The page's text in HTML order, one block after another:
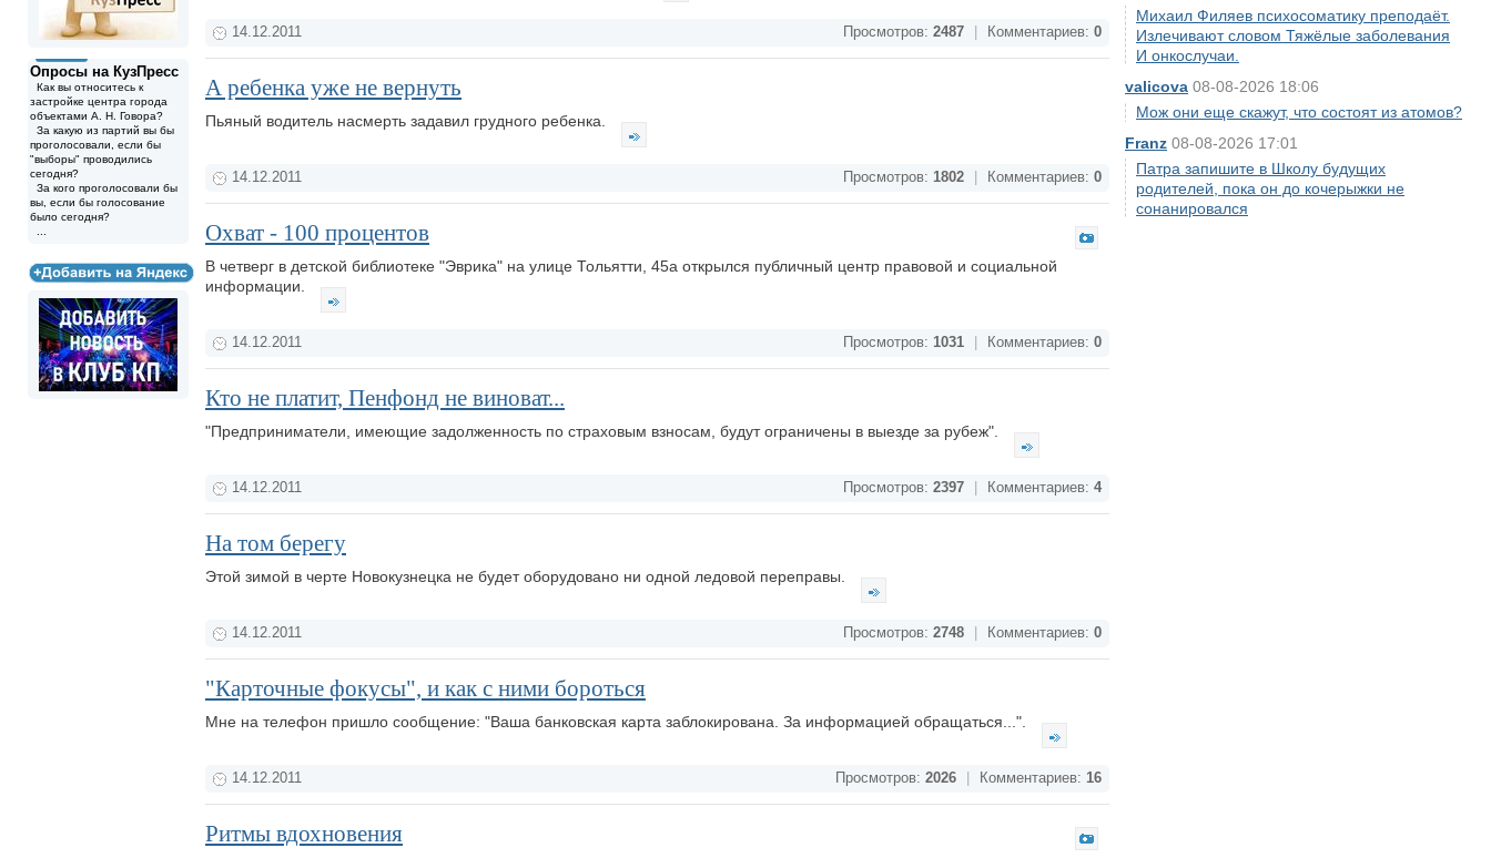
Михаил Филяев психосоматику преподаёт.
Излечивают словом Тяжёлые заболевания
И онкослучаи.
valicova 08-08-2026 18:06
Мож они еще скажут, что состоят из атомов?
Franz 08-08-2026 17:01
Патра запишите в Школу будущих
родителей, пока он до кочерыжки не
сонанировался
Опросы на КузПресс
Как вы относитесь к
застройке центра города
объектами А. Н. Говора?
За какую из партий вы бы
проголосовали, если бы
"выборы" проводились
сегодня?
За кого проголосовали бы
вы, если бы голосование
было сегодня?
14.12.2011 Просмотров: 2487 Комментариев: 0
А ребенка уже не вернуть
Пьяный водитель насмерть задавил грудного ребенка.
14.12.2011 Просмотров: 1802 Комментариев: 0
Охват - 100 процентов
В четверг в детской библиотеке "Эврика" на улице Тольятти, 45а открылся публичный центр правовой и социальной
информации.
14.12.2011 Просмотров: 1031 Комментариев: 0
Кто не платит, Пенфонд не виноват...
"Предприниматели, имеющие задолженность по страховым взносам, будут ограничены в выезде за рубеж".
14.12.2011 Просмотров: 2397 Комментариев: 4
На том берегу
Этой зимой в черте Новокузнецка не будет оборудовано ни одной ледовой переправы.
14.12.2011 Просмотров: 2748 Комментариев: 0
"Карточные фокусы", и как с ними бороться
Мне на телефон пришло сообщение: "Ваша банковская карта заблокирована. За информацией обращаться...".
14.12.2011 Просмотров: 2026 Комментариев: 16
Ритмы вдохновения